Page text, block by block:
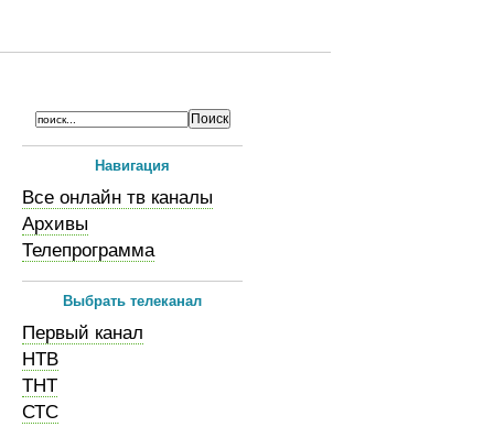
Навигация
Все онлайн тв каналы
Архивы
Телепрограмма
Выбрать телеканал
Первый канал
НТВ
ТНТ
СТС